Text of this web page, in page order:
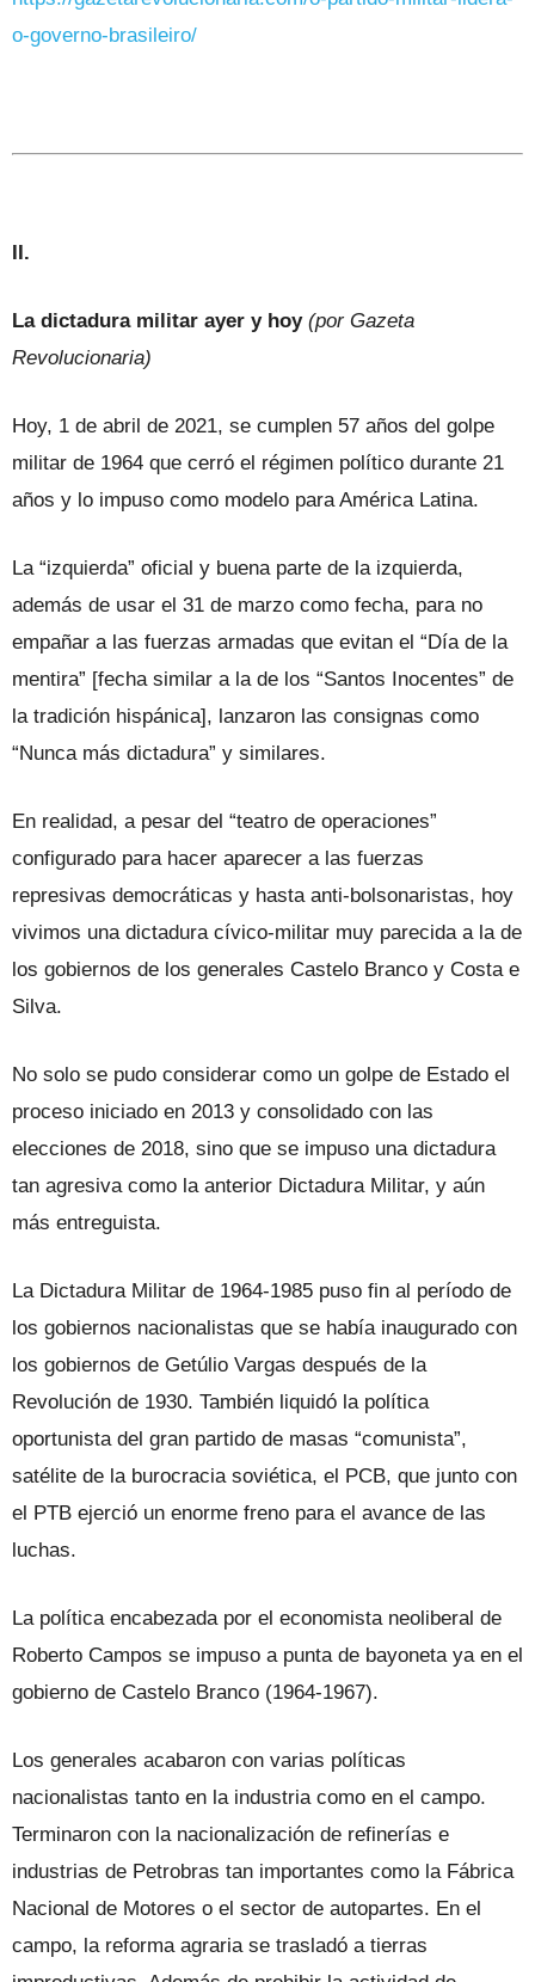
o-governo-brasileiro/
II.
La dictadura militar ayer y hoy (por Gazeta
Revolucionaria)
Hoy, 1 de abril de 2021, se cumplen 57 años del golpe
militar de 1964 que cerró el régimen político durante 21
años y lo impuso como modelo para América Latina.
La “izquierda” oficial y buena parte de la izquierda,
además de usar el 31 de marzo como fecha, para no
empañar a las fuerzas armadas que evitan el “Día de la
mentira” [fecha similar a la de los “Santos Inocentes” de
la tradición hispánica], lanzaron las consignas como
“Nunca más dictadura” y similares.
En realidad, a pesar del “teatro de operaciones”
configurado para hacer aparecer a las fuerzas
represivas democráticas y hasta anti-bolsonaristas, hoy
vivimos una dictadura cívico-militar muy parecida a la de
los gobiernos de los generales Castelo Branco y Costa e
Silva.
No solo se pudo considerar como un golpe de Estado el
proceso iniciado en 2013 y consolidado con las
elecciones de 2018, sino que se impuso una dictadura
tan agresiva como la anterior Dictadura Militar, y aún
más entreguista.
La Dictadura Militar de 1964-1985 puso fin al período de
los gobiernos nacionalistas que se había inaugurado con
los gobiernos de Getúlio Vargas después de la
Revolución de 1930. También liquidó la política
oportunista del gran partido de masas “comunista”,
satélite de la burocracia soviética, el PCB, que junto con
el PTB ejerció un enorme freno para el avance de las
luchas.
La política encabezada por el economista neoliberal de
Roberto Campos se impuso a punta de bayoneta ya en el
gobierno de Castelo Branco (1964-1967).
Los generales acabaron con varias políticas
nacionalistas tanto en la industria como en el campo.
Terminaron con la nacionalización de refinerías e
industrias de Petrobras tan importantes como la Fábrica
Nacional de Motores o el sector de autopartes. En el
campo, la reforma agraria se trasladó a tierras